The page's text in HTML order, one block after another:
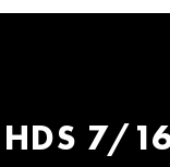
HDS 7/